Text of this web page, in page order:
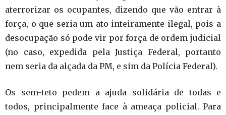
aterrorizar os ocupantes, dizendo que vão entrar à
força, o que seria um ato inteiramente ilegal, pois a
desocupação só pode vir por força de ordem judicial
(no caso, expedida pela Justiça Federal, portanto
nem seria da alçada da PM, e sim da Polícia Federal).
Os sem-teto pedem a ajuda solidária de todas e
todos, principalmente face à ameaça policial. Para